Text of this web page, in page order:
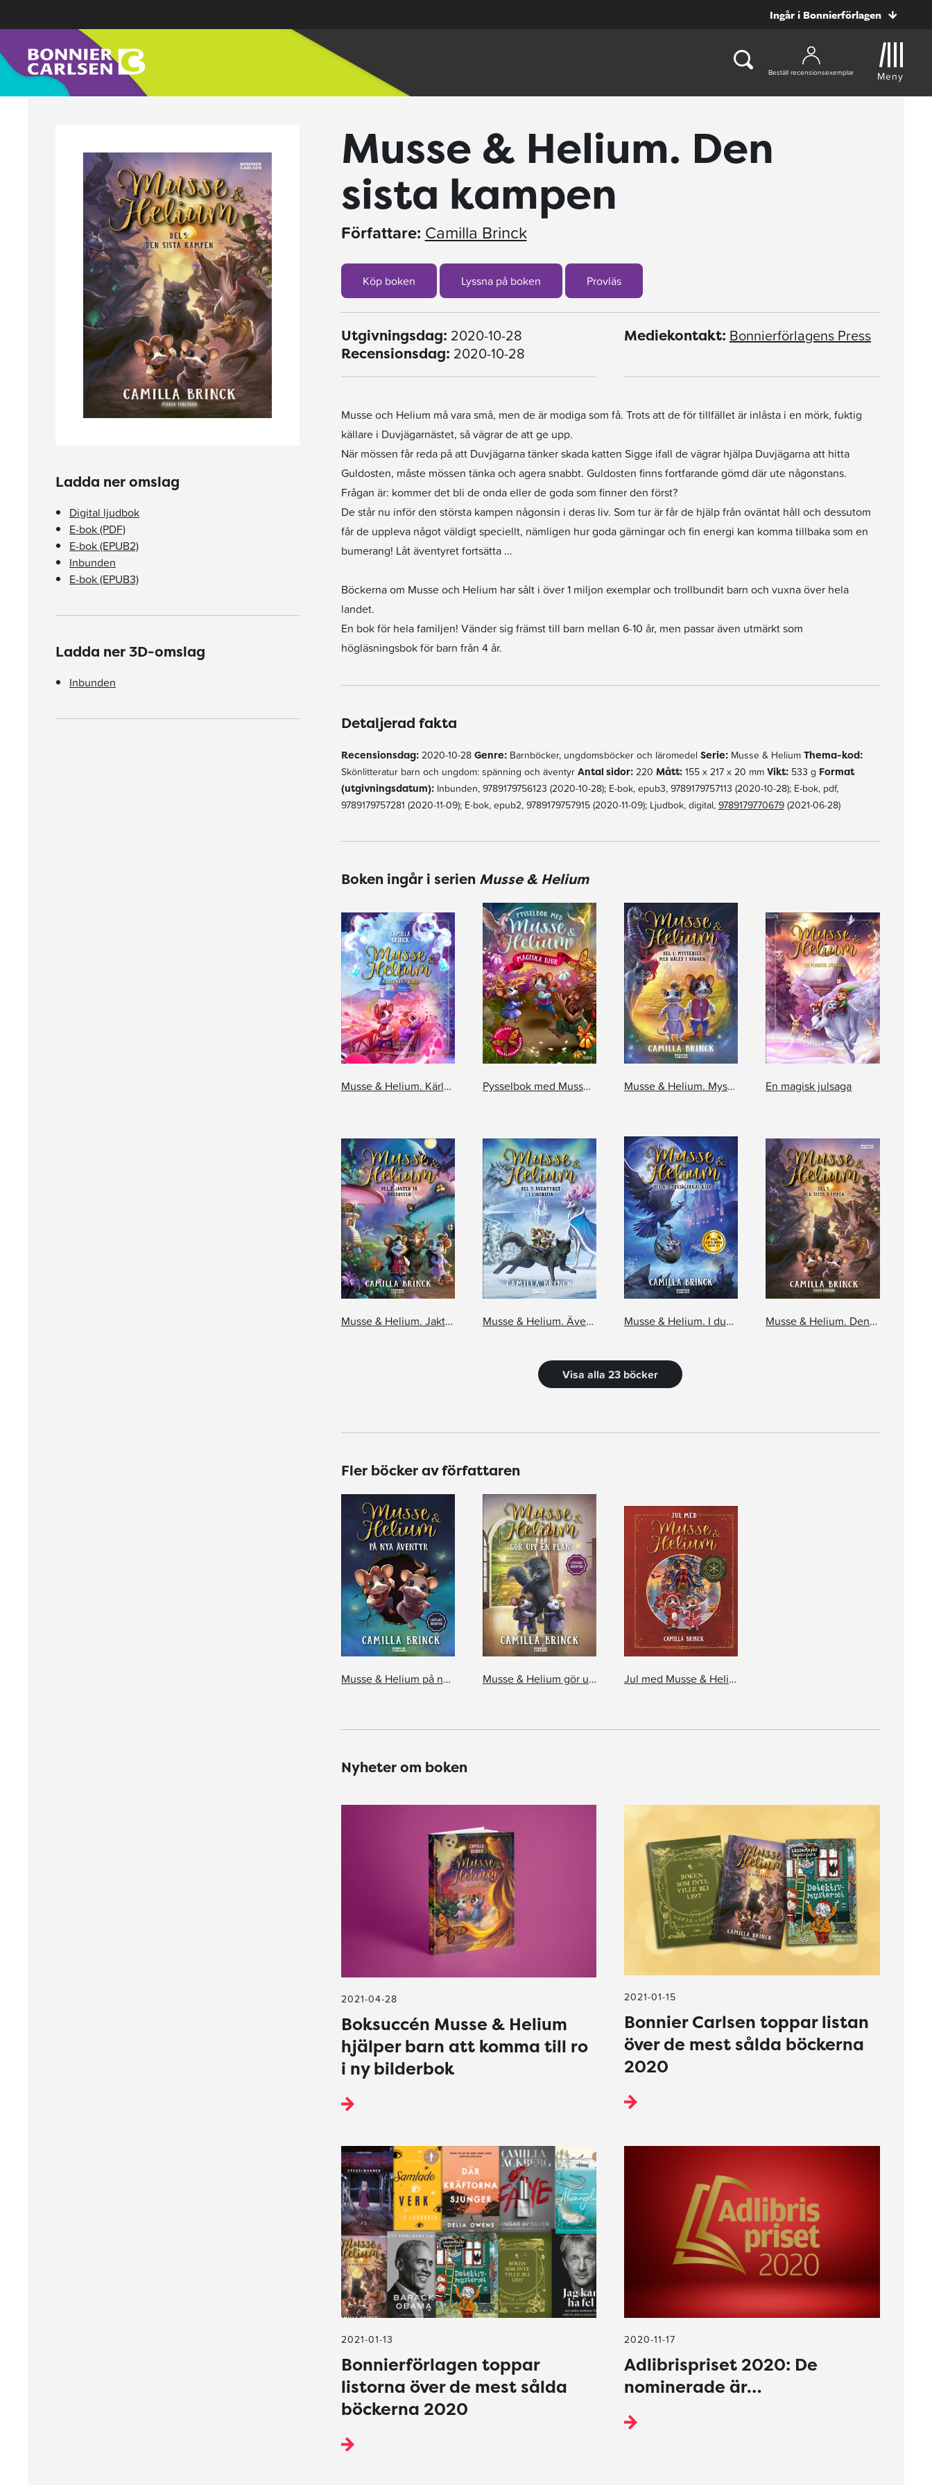
Ingår i Bonnierförlagen
Beställ recensionsexemplar Meny
Ladda ner omslag
Digital ljudbok
E-bok (PDF)
E-bok (EPUB2)
Inbunden
E-bok (EPUB3)
Ladda ner 3D-omslag
Inbunden
Musse & Helium. Den
sista kampen
Författare: Camilla Brinck
Köp boken Lyssna på boken Provläs
Utgivningsdag: 2020-10-28
Recensionsdag: 2020-10-28
Mediekontakt: Bonnierförlagens Press
Musse och Helium må vara små, men de är modiga som få. Trots att de för tillfället är inlåsta i en mörk, fuktig
källare i Duvjägarnästet, så vägrar de att ge upp.
När mössen får reda på att Duvjägarna tänker skada katten Sigge ifall de vägrar hjälpa Duvjägarna att hitta
Guldosten, måste mössen tänka och agera snabbt. Guldosten finns fortfarande gömd där ute någonstans.
Frågan är: kommer det bli de onda eller de goda som finner den först?
De står nu inför den största kampen någonsin i deras liv. Som tur är får de hjälp från oväntat håll och dessutom
får de uppleva något väldigt speciellt, nämligen hur goda gärningar och fin energi kan komma tillbaka som en
bumerang! Låt äventyret fortsätta ...
Böckerna om Musse och Helium har sålt i över 1 miljon exemplar och trollbundit barn och vuxna över hela
landet.
En bok för hela familjen! Vänder sig främst till barn mellan 6-10 år, men passar även utmärkt som
högläsningsbok för barn från 4 år.
Detaljerad fakta
Recensionsdag:2020-10-28 Genre:Barnböcker, ungdomsböcker och läromedel Serie:Musse & Helium Thema-kod:
Skönlitteratur barn och ungdom: spänning och äventyr Antal sidor:220 Mått:155 x 217 x 20 mm Vikt:533 g Format
(utgivningsdatum):Inbunden, 9789179756123 (2020-10-28); E-bok, epub3, 9789179757113 (2020-10-28); E-bok, pdf,
9789179757281 (2020-11-09); E-bok, epub2, 9789179757915 (2020-11-09); Ljudbok, digital, 9789179770679(2021-06-28)
Boken ingår i serien Musse & Helium
Musse & Helium. Kärlekens vind - en godnattsaga Pysselbok med Musse och Helium. Magiska djur Musse & Helium. Mysteriet med hålet i väggen En magisk julsaga
Musse & Helium. Jakten på guldosten Musse & Helium. Äventyret i Lindrizia Musse & Helium. I duvjägarnas klor Musse & Helium. Den sista kampen
Visa alla 23 böcker
Fler böcker av författaren
Musse & Helium på nya äventyr Musse & Helium gör upp en plan Jul med Musse & Helium
Nyheter om boken
2021-04-28
Boksuccén Musse & Helium
hjälper barn att komma till ro
i ny bilderbok
2021-01-15
Bonnier Carlsen toppar listan
över de mest sålda böckerna
2020
2021-01-13
Bonnierförlagen toppar
listorna över de mest sålda
böckerna 2020
2020-11-17
Adlibrispriset 2020: De
nominerade är…